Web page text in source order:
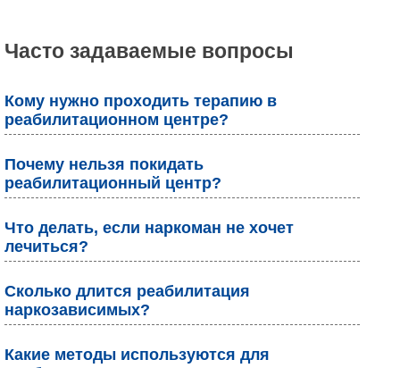
Часто задаваемые вопросы
Кому нужно проходить терапию в
реабилитационном центре?
Почему нельзя покидать
реабилитационный центр?
Что делать, если наркоман не хочет
лечиться?
Сколько длится реабилитация
наркозависимых?
Какие методы используются для